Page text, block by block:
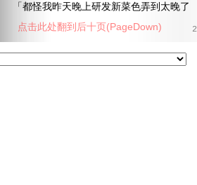
都怪我昨天晚上研发新菜色弄到太晚了
2
点击此处翻到后十页(PageDown)